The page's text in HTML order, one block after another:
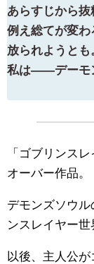
あらすじから抜
例え総てが変
放られようとも
私は――デーモ
「ゴブリンス
オーバー作品。
デモンズソウ
ンスレイヤー世
以後、主人公